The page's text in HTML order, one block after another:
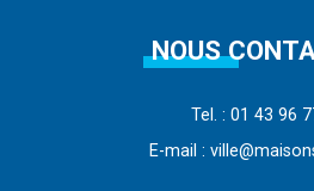
NOUS
Tel. : 01 43 96
E-mail :